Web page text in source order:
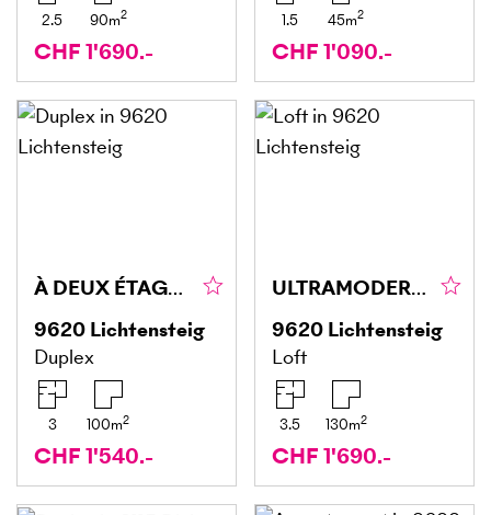
2.5 90m2
CHF 1'690.-
1.5 45m2
CHF 1'090.-
À DEUX ÉTAGES ET SPACIEUX
9620 Lichtensteig
Duplex
3 100m2
CHF 1'540.-
ULTRAMODERNE APRÈS RÉNOVATION COMPLÈTE
9620 Lichtensteig
Loft
3.5 130m2
CHF 1'690.-